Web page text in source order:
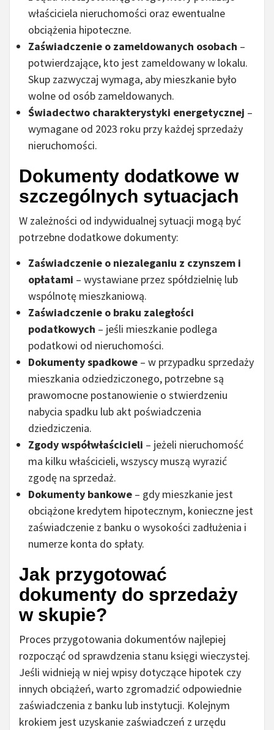
właściciela nieruchomości oraz ewentualne
obciążenia hipoteczne.
Zaświadczenie o zameldowanych osobach –
potwierdzające, kto jest zameldowany w lokalu.
Skup zazwyczaj wymaga, aby mieszkanie było
wolne od osób zameldowanych.
Świadectwo charakterystyki energetycznej –
wymagane od 2023 roku przy każdej sprzedaży
nieruchomości.
Dokumenty dodatkowe w
szczególnych sytuacjach
W zależności od indywidualnej sytuacji mogą być
potrzebne dodatkowe dokumenty:
Zaświadczenie o niezaleganiu z czynszem i
opłatami – wystawiane przez spółdzielnię lub
wspólnotę mieszkaniową.
Zaświadczenie o braku zaległości
podatkowych – jeśli mieszkanie podlega
podatkowi od nieruchomości.
Dokumenty spadkowe – w przypadku sprzedaży
mieszkania odziedziczonego, potrzebne są
prawomocne postanowienie o stwierdzeniu
nabycia spadku lub akt poświadczenia
dziedziczenia.
Zgody współwłaścicieli – jeżeli nieruchomość
ma kilku właścicieli, wszyscy muszą wyrazić
zgodę na sprzedaż.
Dokumenty bankowe – gdy mieszkanie jest
obciążone kredytem hipotecznym, konieczne jest
zaświadczenie z banku o wysokości zadłużenia i
numerze konta do spłaty.
Jak przygotować
dokumenty do sprzedaży
w skupie?
Proces przygotowania dokumentów najlepiej
rozpocząć od sprawdzenia stanu księgi wieczystej.
Jeśli widnieją w niej wpisy dotyczące hipotek czy
innych obciążeń, warto zgromadzić odpowiednie
zaświadczenia z banku lub instytucji. Kolejnym
krokiem jest uzyskanie zaświadczeń z urzędu